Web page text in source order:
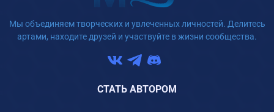
Мы объединяем творческих и увлеченных личностей. Делитесь
артами, находите друзей и участвуйте в жизни сообщества.
СТАТЬ АВТОРОМ